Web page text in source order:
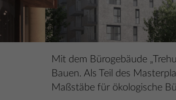
Mit dem Bürogebäude
Bauen. Als Teil des
Maßstäbe für ökologische